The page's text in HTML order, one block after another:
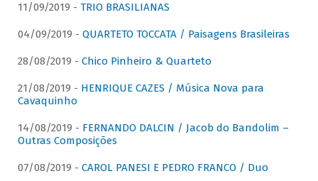
11/09/2019 - TRIO BRASILIANAS
04/09/2019 - QUARTETO TOCCATA / Paisagens Brasileiras
28/08/2019 - Chico Pinheiro & Quarteto
21/08/2019 - HENRIQUE CAZES / Música Nova para
Cavaquinho
14/08/2019 - FERNANDO DALCIN / Jacob do Bandolim –
Outras Composições
07/08/2019 - CAROL PANESI E PEDRO FRANCO / Duo